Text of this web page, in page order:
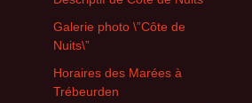
Galerie photo \”Côte de
Nuits\”
Horaires des Marées à
Trébeurden